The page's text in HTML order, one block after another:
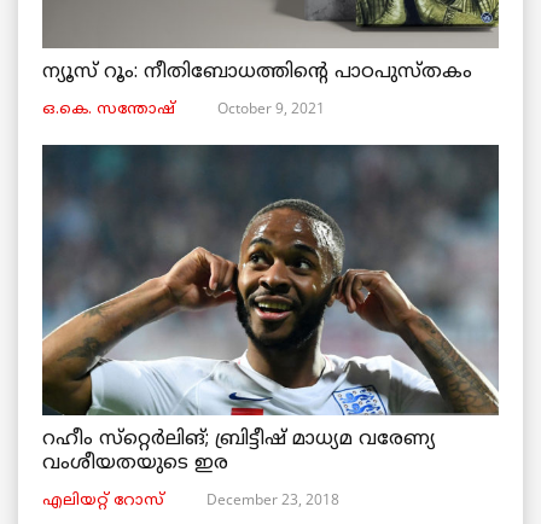
ന്യൂസ് റൂം: നീതിബോധത്തിന്റെ പാഠപുസ്തകം
ഒ.കെ. സന്തോഷ് October 9, 2021
റഹീം സ്‌റ്റെര്‍ലിങ്; ബ്രിട്ടീഷ് മാധ്യമ വരേണ്യ
വംശീയതയുടെ ഇര
എലിയറ്റ് റോസ് December 23, 2018